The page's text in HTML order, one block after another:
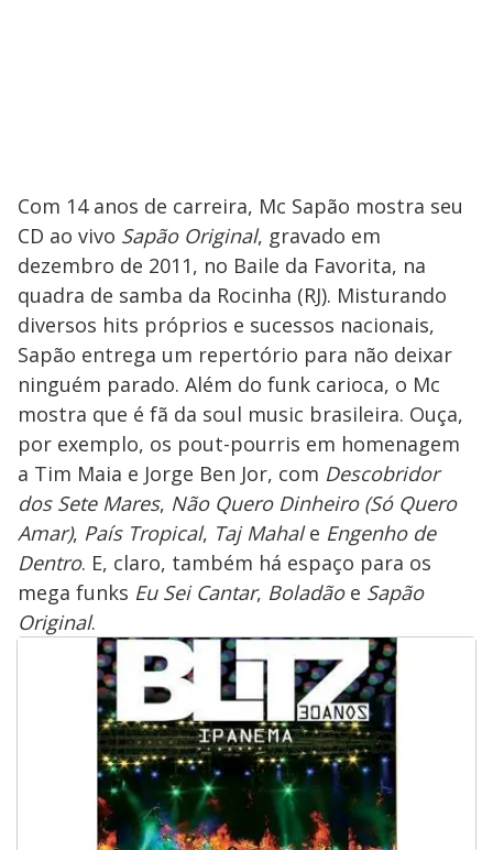
Com 14 anos de carreira, Mc Sapão mostra seu
CD ao vivo Sapão Original, gravado em
dezembro de 2011, no Baile da Favorita, na
quadra de samba da Rocinha (RJ). Misturando
diversos hits próprios e sucessos nacionais,
Sapão entrega um repertório para não deixar
ninguém parado. Além do funk carioca, o Mc
mostra que é fã da soul music brasileira. Ouça,
por exemplo, os pout-pourris em homenagem
a Tim Maia e Jorge Ben Jor, com Descobridor
dos Sete Mares, Não Quero Dinheiro (Só Quero
Amar), País Tropical, Taj Mahale Engenho de
Dentro. E, claro, também há espaço para os
mega funks Eu Sei Cantar, Boladãoe Sapão
Original.